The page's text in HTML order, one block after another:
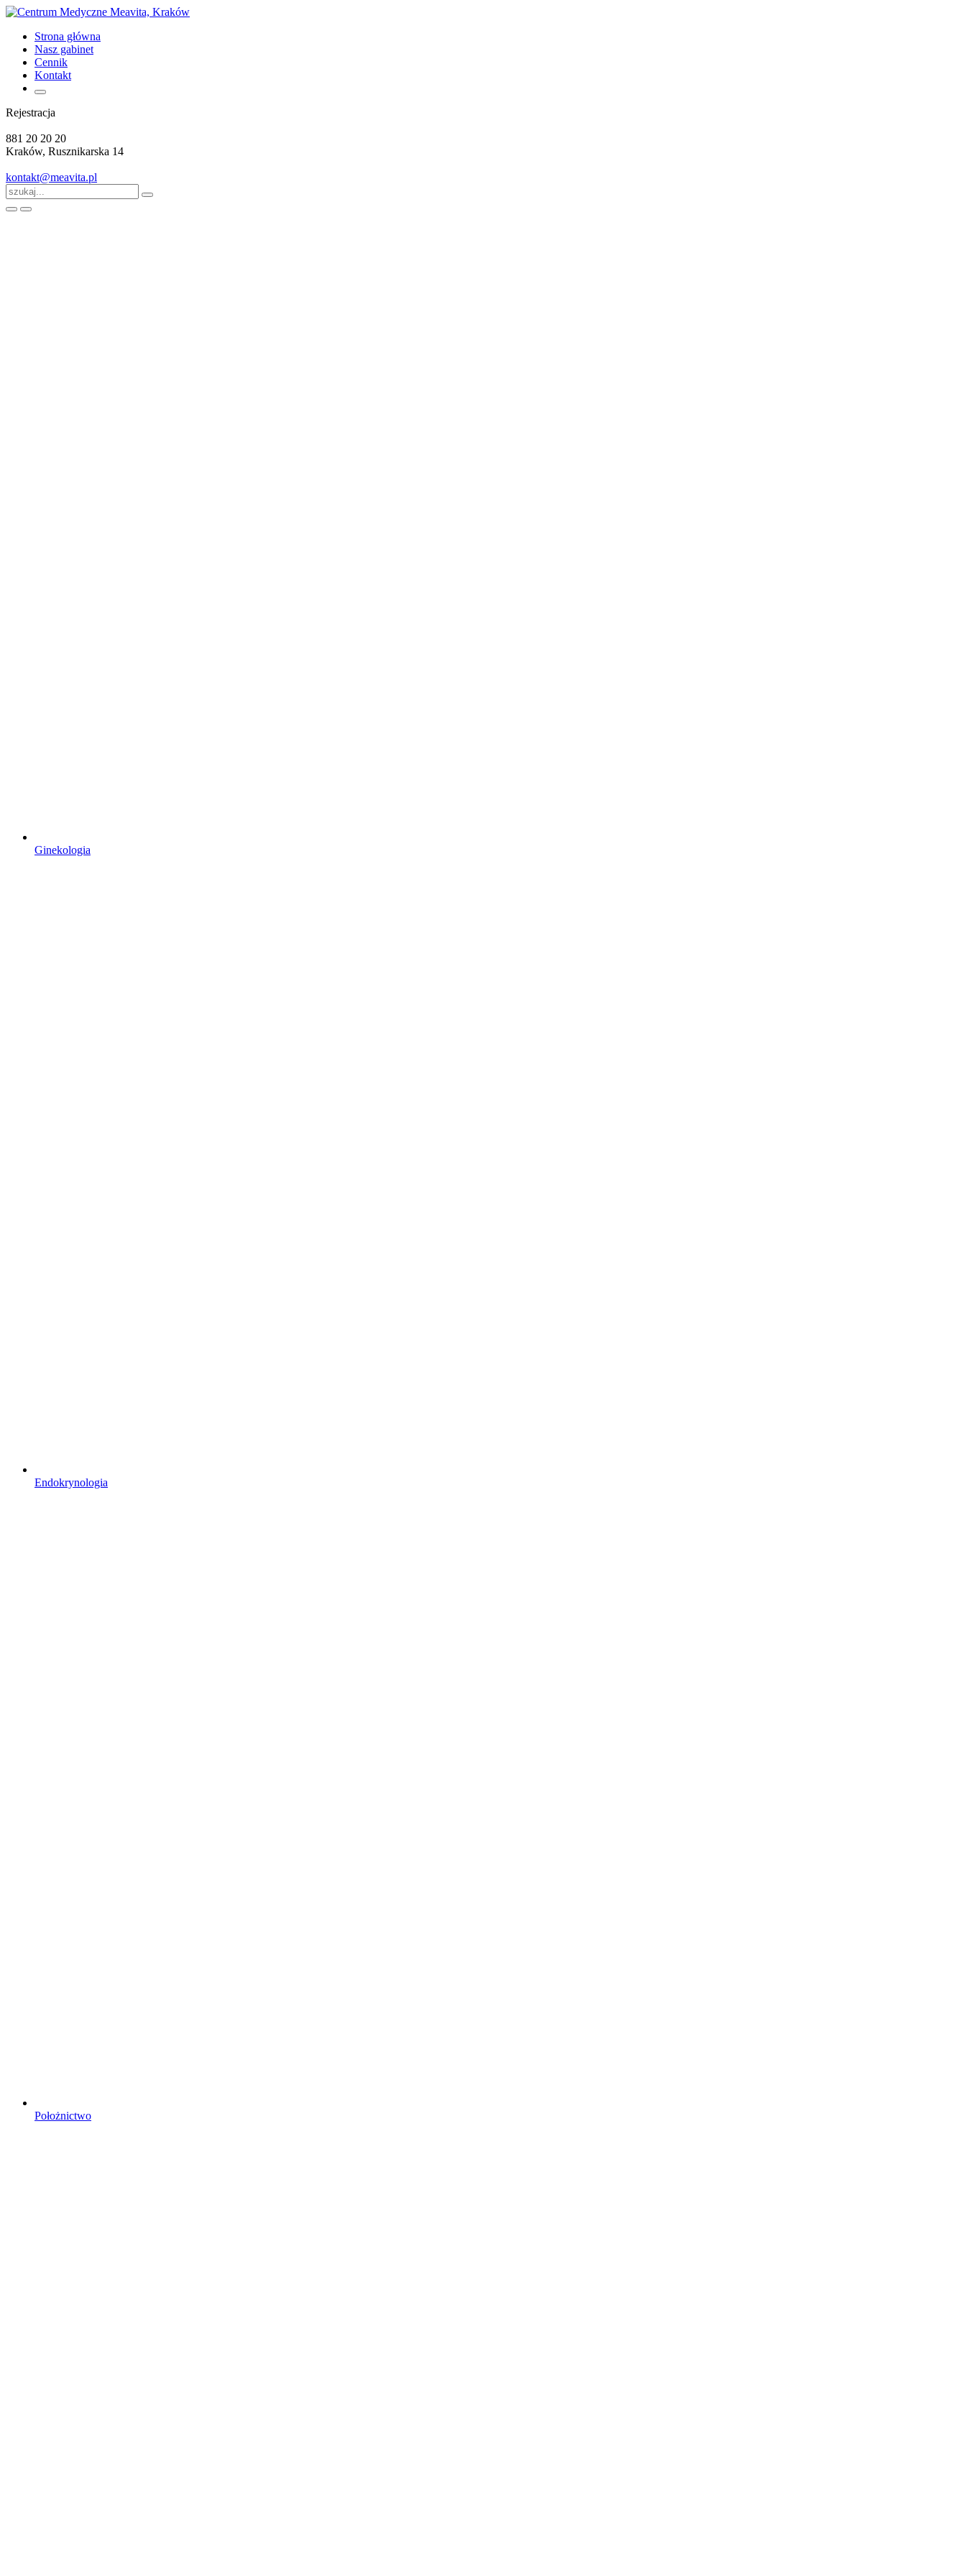
Strona główna
Nasz gabinet
Cennik
Kontakt
Rejestracja
881 20 20 20
Kraków, Rusznikarska 14
kontakt@meavita.pl
Ginekologia
Endokrynologia
Położnictwo